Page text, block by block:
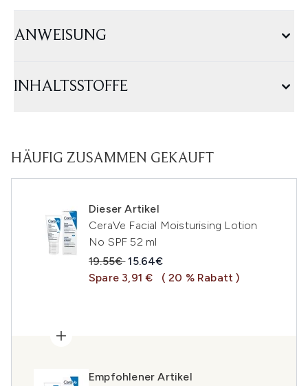
ANWEISUNG
INHALTSSTOFFE
HÄUFIG ZUSAMMEN GEKAUFT
Dieser Artikel
CeraVe Facial Moisturising Lotion
No SPF 52 ml
Unverbindliche Preisempfehlung:
19.55€Aktueller Preis:
15.64€
Spare 3,91 €
( 20 % Rabatt )
Empfohlener Artikel